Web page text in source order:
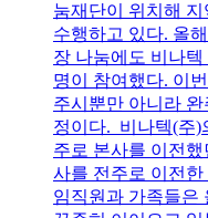
눔재단이 위치해
수행하고 있다. 올
장 나눔에도 비나
명이 참여했다. 이
주시뿐만 아니라
정이다. 비나텍(주)
주로 본사를 이전
사를 전주로 이전
임직원과 가족들은